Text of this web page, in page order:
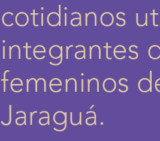
cotidianos
integrantes
femeninos
Jaraguá.